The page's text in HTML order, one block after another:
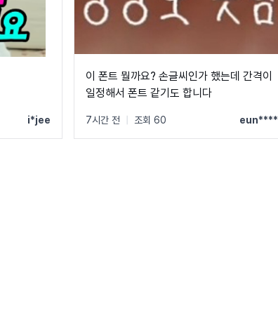
i*jee
이 폰트 뭘까요? 손글씨인가 했는데 간격이
일정해서 폰트 같기도 합니다
7시간 전 조회 60 eun****